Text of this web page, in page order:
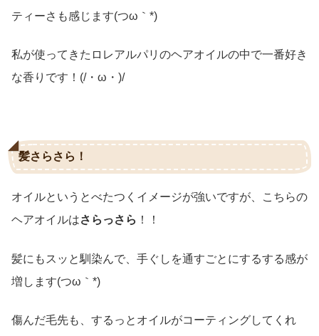
ティーさも感じます(つω｀*)
私が使ってきたロレアルパリのヘアオイルの中で一番好き
な香りです！(/・ω・)/
髪さらさら！
オイルというとべたつくイメージが強いですが、こちらの
ヘアオイルはさらっさら ！！
髪にもスッと馴染んで、手ぐしを通すごとにするする感が
増します(つω｀*)
傷んだ毛先も、するっとオイルがコーティングしてくれ